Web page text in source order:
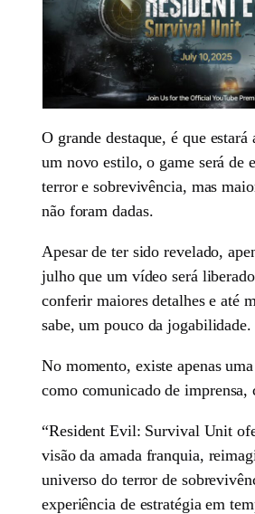
O grande destaque, é que estará
um novo estilo, o game será de
terror e sobrevivência, mas
não foram dadas.
Apesar de ter sido revelado,
julho que um vídeo será
conferir maiores detalhes e até
sabe, um pouco da jogabilidade.
No momento, existe apenas
como comunicado de imprensa,
“Resident Evil: Survival Unit
visão da amada franquia,
universo do terror de
experiência de estratégia em